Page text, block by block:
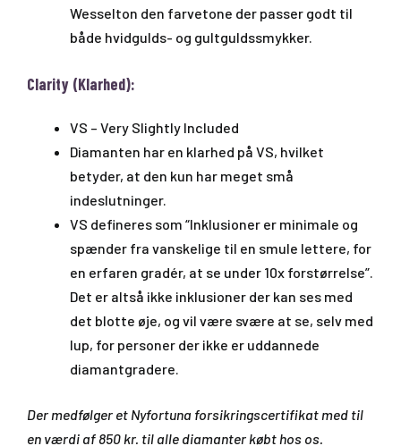
Wesselton den farvetone der passer godt til
både hvidgulds- og gultguldssmykker.
Clarity (Klarhed):
VS – Very Slightly Included
Diamanten har en klarhed på VS, hvilket
betyder, at den kun har meget små
indeslutninger.
VS defineres som “Inklusioner er minimale og
spænder fra vanskelige til en smule lettere, for
en erfaren gradér, at se under 10x forstørrelse”.
Det er altså ikke inklusioner der kan ses med
det blotte øje, og vil være svære at se, selv med
lup, for personer der ikke er uddannede
diamantgradere.
Der medfølger et Nyfortuna forsikringscertifikat med til
en værdi af 850 kr. til alle diamanter købt hos os.